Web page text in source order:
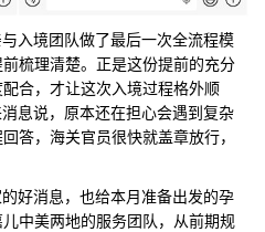
境团队做了最后一次全流程模
梳理清楚。正是这份提前的充分
合，才让这次入境过程格外顺
息说，原本还在担心会遇到复杂
答，海关官员很快就盖章放行，
消息，也给本月准备出发的孕
中美两地的服务团队，从前期规